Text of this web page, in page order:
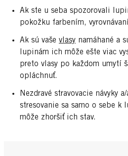
Ak ste u seba spozorovali
pokožku farbením,
Ak sú vaše vlasy namáhané a
lupinám ich môže ešte viac
preto vlasy po každom umytí
opláchnuť.
Nezdravé stravovacie návyky
stresovanie sa samo o sebe k
môže zhoršiť ich stav.